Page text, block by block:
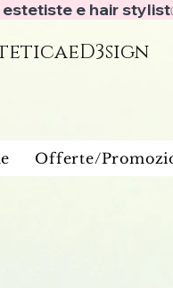
e hair
Offerte/